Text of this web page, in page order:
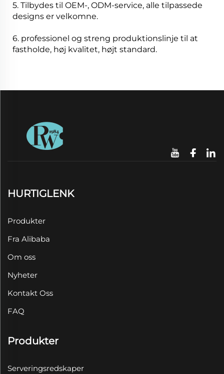
5. Tilbydes til OEM-, ODM-service, alle tilpassede
designs er velkomne.
6. professionel og streng produktionslinje til at
fastholde, høj kvalitet, højt standard.
HURTIGLENK
Produkter
Fra Alibaba
Om oss
Nyheter
Kontakt Oss
FAQ
Produkter
Serveringsredskaper